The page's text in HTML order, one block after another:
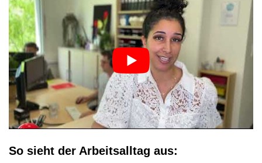
So sieht der Arbeitsalltag aus: